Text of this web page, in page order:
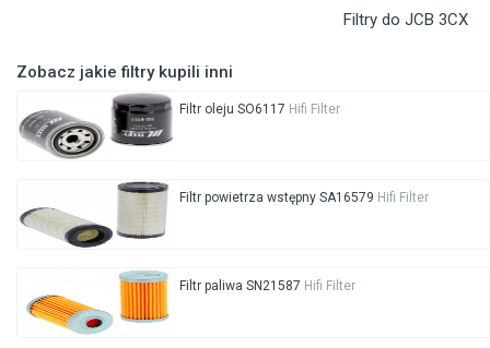
Filtry do JCB 3CX
Zobacz jakie filtry kupili inni
Filtr oleju SO6117 Hifi Filter
Filtr powietrza wstępny SA16579 Hifi Filter
Filtr paliwa SN21587 Hifi Filter